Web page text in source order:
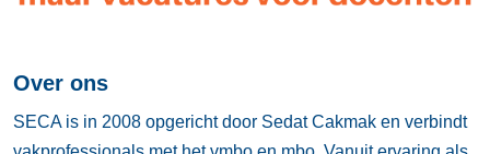
Over ons
SECA is in 2008 opgericht door Sedat Cakmak en verbindt